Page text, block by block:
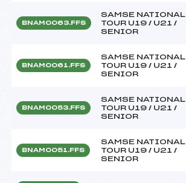
BNAM0063.FFS
SAMSE NATIONAL
TOUR U19 / U21 /
SENIOR
BNAM0061.FFS
SAMSE NATIONAL
TOUR U19 / U21 /
SENIOR
BNAM0053.FFS
SAMSE NATIONAL
TOUR U19 / U21 /
SENIOR
BNAM0051.FFS
SAMSE NATIONAL
TOUR U19 / U21 /
SENIOR